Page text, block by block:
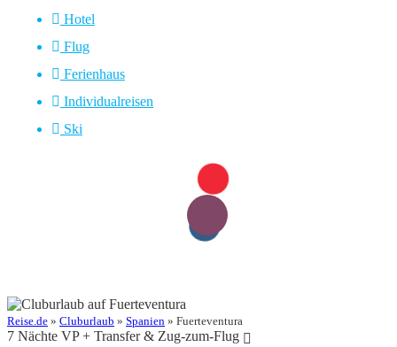
Hotel
Flug
Ferienhaus
Individualreisen
Ski
Reise.de » Cluburlaub » Spanien » Fuerteventura
7 Nächte VP + Transfer & Zug-zum-Flug